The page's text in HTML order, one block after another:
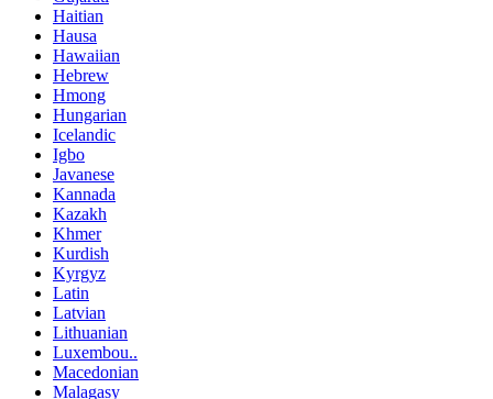
Haitian
Hausa
Hawaiian
Hebrew
Hmong
Hungarian
Icelandic
Igbo
Javanese
Kannada
Kazakh
Khmer
Kurdish
Kyrgyz
Latin
Latvian
Lithuanian
Luxembou..
Macedonian
Malagasy